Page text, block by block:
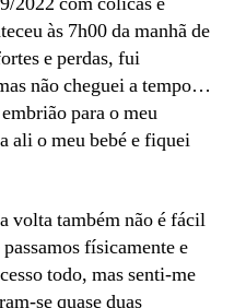
às 7h00 da manhã de
e perdas, fui
não cheguei a tempo…
para o meu
ali o meu bebé e fiquei
volta também não é fácil
físicamente e
todo, mas senti-me
se quase duas